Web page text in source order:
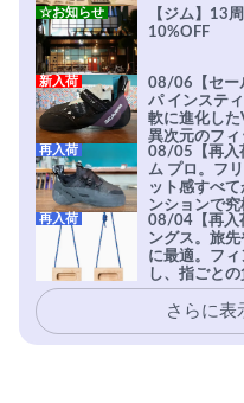
【ジム】13
10%OFF
☆お知らせ
08/06【セー
パ インステ
軟に進化した
異次元のフィ
新入荷
08/05【再入
ム プロ。フ
ット感すべ
ンションで
実現。進化
を凌駕する
安心感。
再入荷
08/04【再入
ングス。旅
に最適。フ
し、指ごと
イマーの指
再入荷
さらに表